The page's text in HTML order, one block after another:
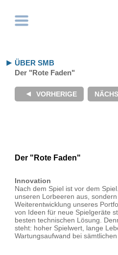
ÜBER SMB
Der "Rote Faden"
Der "Rote Faden"
Innovation
Nach dem Spiel ist vor dem
unseren Lorbeeren aus,
Weiterentwicklung unseres
von Ideen für neue Spielgeräte
besten technischen Lösung.
steht: hoher Spielwert, lange
Wartungsaufwand bei sämtlichen